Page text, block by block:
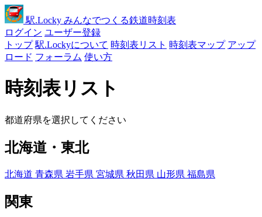
駅.Locky みんなでつくる鉄道時刻表
ログイン ユーザー登録
トップ 駅.Lockyについて 時刻表リスト 時刻表マップ アップ
ロード フォーラム 使い方
時刻表リスト
都道府県を選択してください
北海道・東北
北海道 青森県 岩手県 宮城県 秋田県 山形県 福島県
関東